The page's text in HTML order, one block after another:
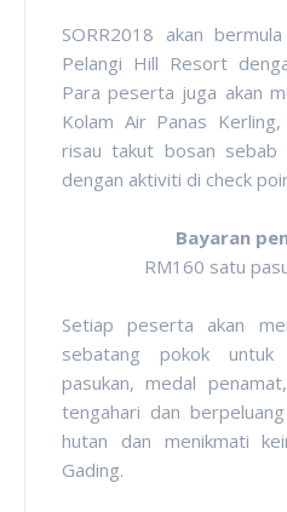
SORR2018 akan
Pelangi Hill Resort
Para peserta juga akan
Kolam Air Panas Kerling,
risau takut bosan sebab
dengan aktiviti di check
Bayaran
RM160 satu
Setiap peserta akan
sebatang pokok
pasukan, medal
tengahari dan
hutan dan menikmati
Gading.